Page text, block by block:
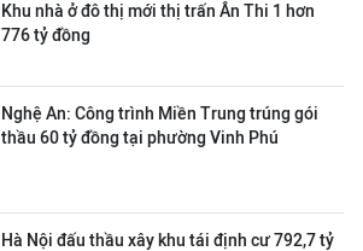
Khu nhà ở đô thị mới thị trấn Ân Thi 1 hơn
776 tỷ đồng
Nghệ An: Công trình Miền Trung trúng gói
thầu 60 tỷ đồng tại phường Vinh Phú
Hà Nội đấu thầu xây khu tái định cư 792,7 tỷ